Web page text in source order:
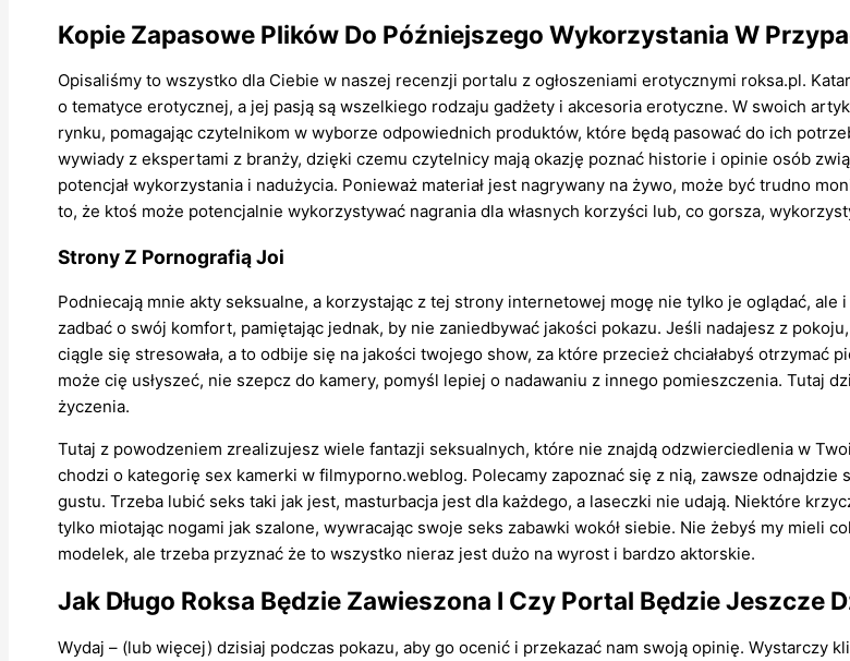
Kopie Zapasowe Plików Do Późniejszego Wykorzystania W
Opisaliśmy to wszystko dla Ciebie w naszej recenzji portalu z ogłoszeniami erotycznymi roksa.pl.
o tematyce erotycznej, a jej pasją są wszelkiego rodzaju gadżety i akcesoria erotyczne. W swoich
rynku, pomagając czytelnikom w wyborze odpowiednich produktów, które będą pasować do ich
wywiady z ekspertami z branży, dzięki czemu czytelnicy mają okazję poznać historie i opinie osób
potencjał wykorzystania i nadużycia. Ponieważ materiał jest nagrywany na żywo, może być trudno
to, że ktoś może potencjalnie wykorzystywać nagrania dla własnych korzyści lub, co gorsza,
Strony Z Pornografią Joi
Podniecają mnie akty seksualne, a korzystając z tej strony internetowej mogę nie tylko je oglądać, ale
zadbać o swój komfort, pamiętając jednak, by nie zaniedbywać jakości pokazu. Jeśli nadajesz z
ciągle się stresowała, a to odbije się na jakości twojego show, za które przecież chciałabyś otrzymać
może cię usłyszeć, nie szepcz do kamery, pomyśl lepiej o nadawaniu z innego pomieszczenia. Tutaj
życzenia.
Tutaj z powodzeniem zrealizujesz wiele fantazji seksualnych, które nie znajdą odzwierciedlenia w
chodzi o kategorię sex kamerki w filmyporno.weblog. Polecamy zapoznać się z nią, zawsze
gustu. Trzeba lubić seks taki jak jest, masturbacja jest dla każdego, a laseczki nie udają. Niektóre
tylko miotając nogami jak szalone, wywracając swoje seks zabawki wokół siebie. Nie żebyś my mieli
modelek, ale trzeba przyznać że to wszystko nieraz jest dużo na wyrost i bardzo aktorskie.
Jak Długo Roksa Będzie Zawieszona I Czy Portal Będzie Jeszcze
Wydaj – (lub więcej) dzisiaj podczas pokazu, aby go ocenić i przekazać nam swoją opinię. Wystarczy